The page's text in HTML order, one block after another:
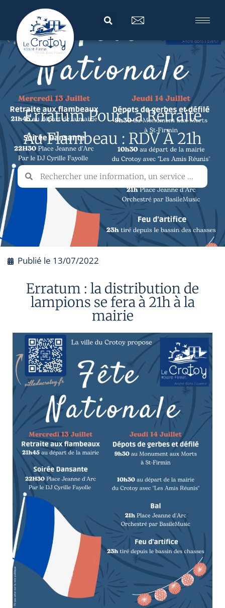
Erratum Pour La Retraite
Au Flambeau : RDV À 21h
Publié le 13/07/2022
Erratum : la distribution de
lampions se fera à 21h à la
mairie